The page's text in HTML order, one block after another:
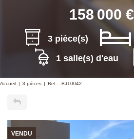
158 000 €
3 pièce(s)
1 salle(s) d'eau
Accueil 3 pièces Ref. : BJ10042
VENDU